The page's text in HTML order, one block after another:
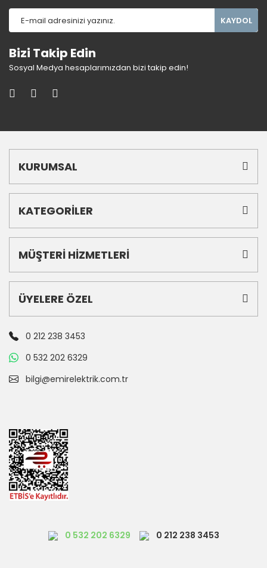
KAYDOL
Bizi Takip Edin
Sosyal Medya hesaplarımızdan bizi takip edin!
KURUMSAL
KATEGORİLER
MÜŞTERİ HİZMETLERİ
ÜYELERE ÖZEL
0 212 238 3453
0 532 202 6329
bilgi@emirelektrik.com.tr
0 532 202 6329 0 212 238 3453